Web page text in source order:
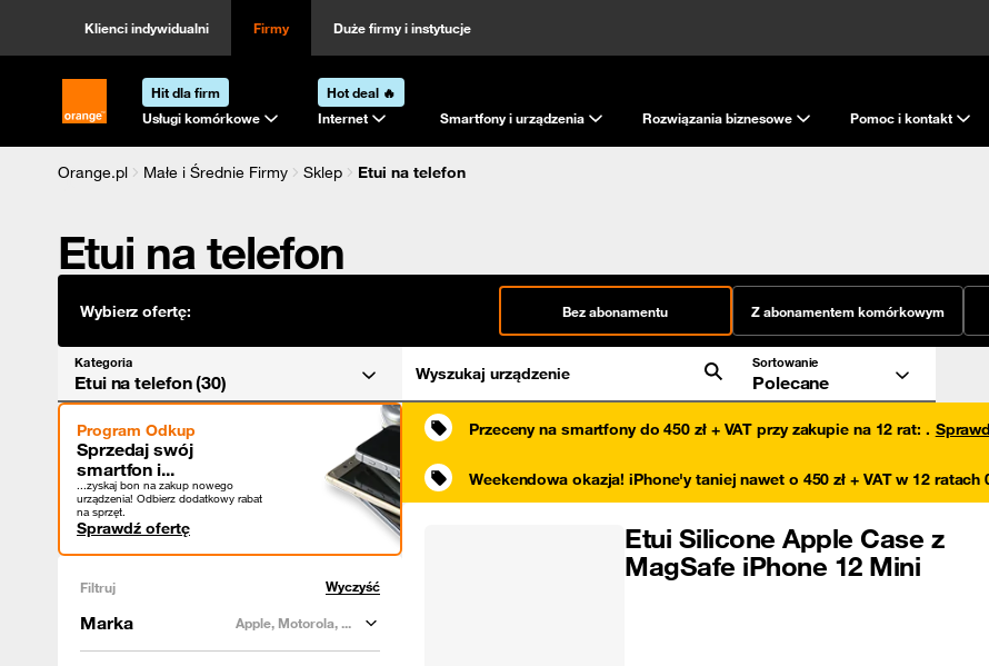
Klienci indywidualni Firmy Duże firmy i instytucje
Strona główna Orange.pl
Hit dla firm
Usługi komórkowe
Hot deal 🔥
Internet
Smartfony i urządzenia Rozwiązania biznesowe Pomoc i kontakt
Orange.pl Małe i Średnie Firmy Sklep
Etui na telefon
Etui na telefon
Wybierz ofertę: Bez abonamentu Z abonamentem komórkowym
Kategoria
Etui na telefon (30) Wyszukaj urządzenie
Sortowanie
Polecane
Program Odkup
Sprzedaj swój
smartfon i...
...zyskaj bon na zakup nowego
urządzenia! Odbierz dodatkowy rabat
na sprzęt.
Sprawdź ofertę
Filtruj Wyczyść
Marka Apple, Motorola, ...
Przeceny na smartfony do 450 zł + VAT przy zakupie na 12 rat: .
Weekendowa okazja! iPhone'y taniej nawet o 450 zł + VAT w 12 ratach
Etui Silicone Apple Case z
MagSafe iPhone 12 Mini